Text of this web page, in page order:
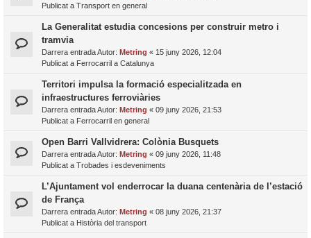
Publicat a Transport en general
La Generalitat estudia concesions per construir metro i
tramvia
Darrera entrada Autor: Metring « 15 juny 2026, 12:04
Publicat a Ferrocarril a Catalunya
Territori impulsa la formació especialitzada en
infraestructures ferroviàries
Darrera entrada Autor: Metring « 09 juny 2026, 21:53
Publicat a Ferrocarril en general
Open Barri Vallvidrera: Colònia Busquets
Darrera entrada Autor: Metring « 09 juny 2026, 11:48
Publicat a Trobades i esdeveniments
L’Ajuntament vol enderrocar la duana centenària de l’estació
de França
Darrera entrada Autor: Metring « 08 juny 2026, 21:37
Publicat a Història del transport